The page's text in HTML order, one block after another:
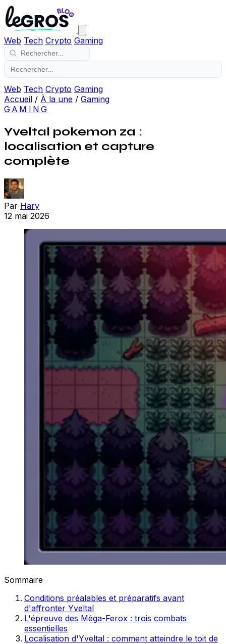
Web Tech Crypto Gaming
Web Tech Crypto Gaming
Accueil / À la une / Gaming
GAMING
Yveltal pokemon za :
localisation et capture
complète
Par Hary
12 mai 2026
Sommaire
Conditions préalables et préparatifs avant
d'affronter Yveltal
L'épreuve des Méga-Ferox : trois combats
essentielles
Localisation d'Yveltal : comment atteindre le toit de